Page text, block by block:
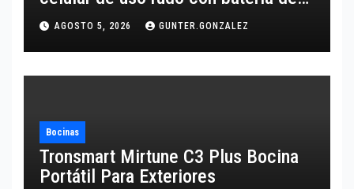
10,600 mAh
AGOSTO 5, 2026 GUNTER.GONZALEZ
Bocinas
Tronsmart Mirtune C3 Plus Bocina
Portátil Para Exteriores